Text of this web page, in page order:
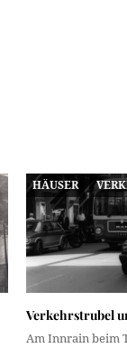
HÄUSER
Verkehrstrubel
Am Innrain beim